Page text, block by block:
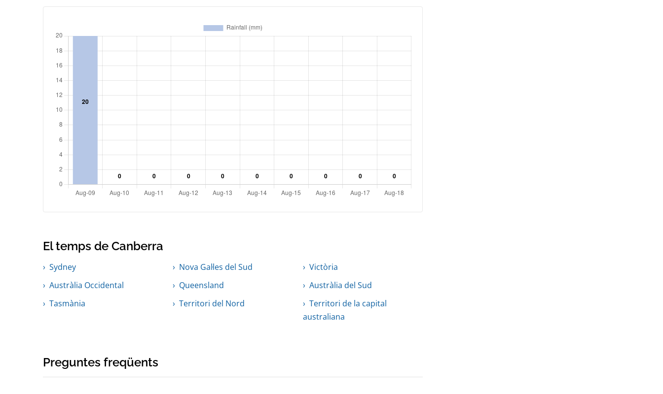
El temps de Canberra
Sydney Nova Gal·les del Sud
Victòria
Austràlia Occidental
Queensland
Austràlia del Sud
Tasmània
Territori del Nord
Territori de la capital
australiana
Preguntes freqüents